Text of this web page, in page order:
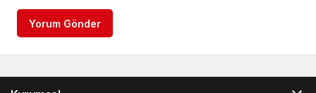
Yorum Gönder